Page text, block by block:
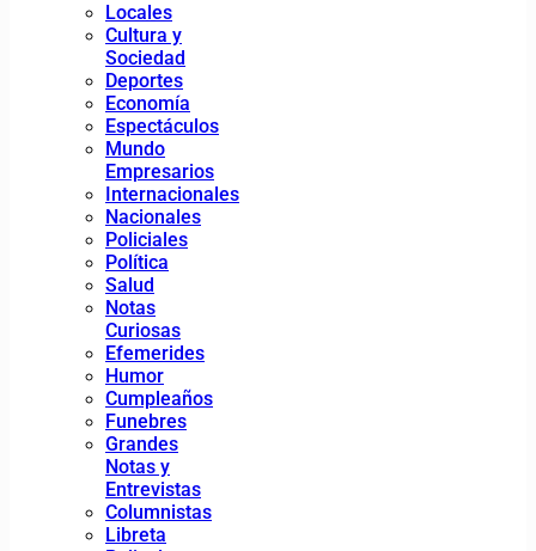
Locales
Cultura y
Sociedad
Deportes
Economía
Espectáculos
Mundo
Empresarios
Internacionales
Nacionales
Policiales
Política
Salud
Notas
Curiosas
Efemerides
Humor
Cumpleaños
Funebres
Grandes
Notas y
Entrevistas
Columnistas
Libreta